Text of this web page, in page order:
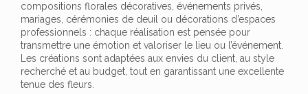
compositions florales décoratives, événements privés,
mariages, cérémonies de deuil ou décorations d’espaces
professionnels : chaque réalisation est pensée pour
transmettre une émotion et valoriser le lieu ou l’événement.
Les créations sont adaptées aux envies du client, au style
recherché et au budget, tout en garantissant une excellente
tenue des fleurs.